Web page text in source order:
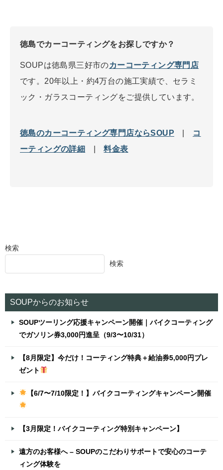
徳島でカーコーティングをお探しですか？
SOUPは徳島県三好市のカーコーティング専門店
です。20年以上・約4万台の施工実績で、セラミ
ック・ガラスコーティングをご提供しています。
徳島のカーコーティング専門店ならSOUP
コ
ーティングの詳細
|料金表
検索
検索
SOUPからのお知らせ
SOUPツーリング応援キャンペーン開催｜バイクコーティング
でガソリン券3,000円進呈（9/3〜10/31）
【8月限定】今だけ！コーティング特典＋給油券5,000円プレ
ゼント
【6/7〜7/10限定！】バイクコーティングキャンペーン開催
【3月限定！バイクコーティング特別キャンペーン】
遠方のお客様へ – SOUPのこだわりサポートで安心のコーテ
ィング体験を